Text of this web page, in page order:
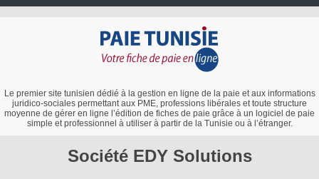
Le premier site tunisien dédié à la gestion en ligne de la paie et aux informations
juridico-sociales permettant aux PME, professions libérales et toute structure
moyenne de gérer en ligne l’édition de fiches de paie grâce à un logiciel de paie
simple et professionnel à utiliser à partir de la Tunisie ou à l’étranger.
Société EDY Solutions